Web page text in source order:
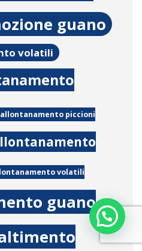
guano
volatili
piccioni
volatili
guano